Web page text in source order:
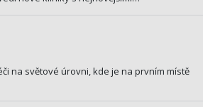
na světové úrovni, kde je na prvním místě